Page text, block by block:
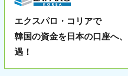
エクスパロ・コリアで
韓国の資金を日本の口座へ、
遇！